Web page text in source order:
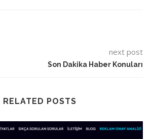
next post
Son Dakika Haber Konuları
RELATED POSTS